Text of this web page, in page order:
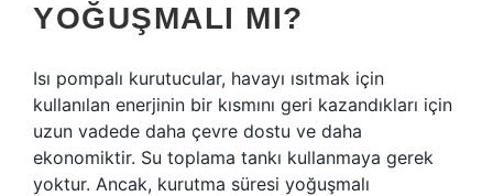
YOĞUŞMALI MI?
Isı pompalı kurutucular, havayı ısıtmak için
kullanılan enerjinin bir kısmını geri kazandıkları için
uzun vadede daha çevre dostu ve daha
ekonomiktir. Su toplama tankı kullanmaya gerek
yoktur. Ancak, kurutma süresi yoğuşmalı